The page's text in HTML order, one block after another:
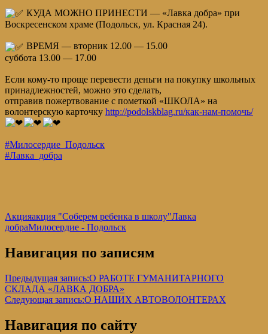
КУДА МОЖНО ПРИНЕСТИ — «Лавка добра» при
Воскресенском храме (Подольск, ул. Красная 24).
ВРЕМЯ — вторник 12.00 — 15.00
суббота 13.00 — 17.00
Если кому-то проще перевести деньги на покупку школьных
принадлежностей, можно это сделать,
отправив пожертвование с пометкой «ШКОЛА» на
волонтерскую карточку http://podolskblag.ru/как-нам-помочь/
#Милосердие_Подольск
#Лавка_добра
Акцияакция "Соберем ребенка в школу"Лавка
добраМилосердие - Подольск
Навигация по записям
Предыдущая запись:О РАБОТЕ ГУМАНИТАРНОГО
СКЛАДА «ЛАВКА ДОБРА»
Следующая запись:О НАШИХ АВТОВОЛОНТЕРАХ
Навигация по сайту